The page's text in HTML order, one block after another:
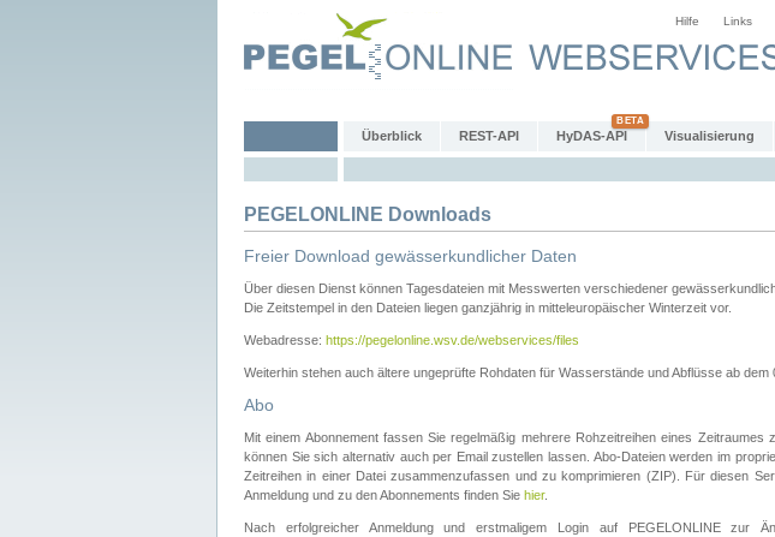
Hilfe Links
Überblick REST-API HyDAS-API Visualisierung
PEGELONLINE Downloads
Freier Download gewässerkundlicher Daten
Über diesen Dienst können Tagesdateien mit Messwerten verschiedener
Die Zeitstempel in den Dateien liegen ganzjährig in mitteleuropäischer Winterzeit vor.
Webadresse: https://pegelonline.wsv.de/webservices/files
Weiterhin stehen auch ältere ungeprüfte Rohdaten für Wasserstände und Abflüsse ab dem
Abo
Mit einem Abonnement fassen Sie regelmäßig mehrere Rohzeitreihen eines
können Sie sich alternativ auch per Email zustellen lassen. Abo-Dateien werden im
Zeitreihen in einer Datei zusammenzufassen und zu komprimieren (ZIP). Für diesen
Anmeldung und zu den Abonnements finden Sie hier.
Nach erfolgreicher Anmeldung und erstmaligem Login auf PEGELONLINE zur